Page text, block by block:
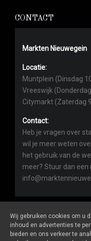
CONTACT
Markten Nieuwegein
Locatie:
Muntplein (Dinsdag
Vreeswijk
Citymarkt (Zaterdag
Contact:
Heb je vragen over
wil je meer weten
het gebruik van de
meer? Stuur dan een
Wij gebruiken cookies om u
inhoud en advertenties te
bieden en ons verkeer te